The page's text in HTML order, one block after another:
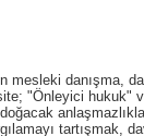
mesleki danışma,
"Önleyici hukuk"
tartışmak,